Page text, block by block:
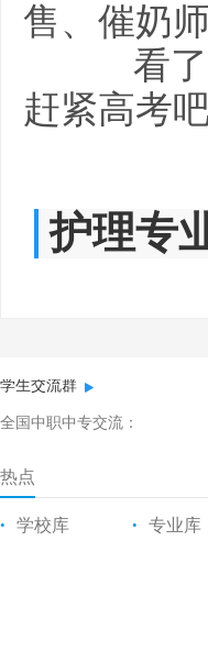
售、催奶
看了
赶紧高考
护理专
学生交流群
全国中职中专交流：
热点
• 学校库 • 专业库